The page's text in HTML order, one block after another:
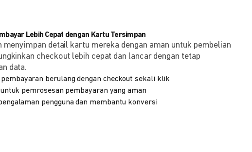
Lebih Cepat dengan Kartu Tersimpan
menyimpan detail kartu mereka dengan aman untuk pembelian
checkout lebih cepat dan lancar dengan tetap
data.
berulang dengan checkout sekali klik
untuk pemrosesan pembayaran yang aman
pengguna dan membantu konversi